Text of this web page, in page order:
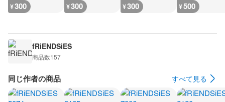
¥300 ¥300 ¥300 ¥500
fRiENDSiES
商品数157
同じ作者の商品 すべて見る